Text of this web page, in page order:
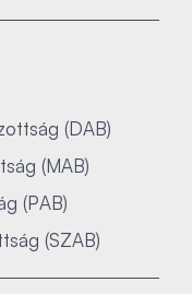
(DAB)
(MAB)
(PAB)
(SZAB)